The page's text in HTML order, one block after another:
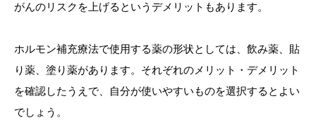
がんのリスクを上げるというデメリットもあります。
ホルモン補充療法で使用する薬の形状としては、飲み薬、貼
り薬、塗り薬があります。それぞれのメリット・デメリット
を確認したうえで、自分が使いやすいものを選択するとよい
でしょう。